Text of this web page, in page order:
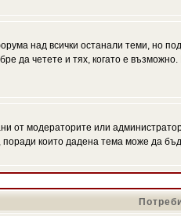
над всички останали теми,
да четете и тях, когато е
от модераторите или
които дадена тема може да